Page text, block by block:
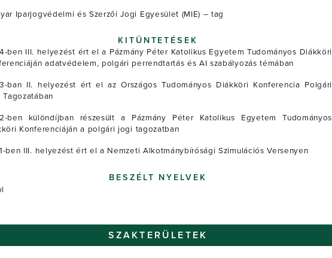
Iparjogvédelmi és Szerzői Jogi Egyesület (MIE) – tag
KITÜNTETÉSEK
ben III. helyezést ért el a Pázmány Péter Katolikus Egyetem Tudományos Diákköri
adatvédelem, polgári perrendtartás és AI szabályozás témában
ban II. helyezést ért el az Országos Tudományos Diákköri Konferencia Polgári
Tagozatában
ben különdíjban részesült a Pázmány Péter Katolikus Egyetem Tudományos
Konferenciáján a polgári jogi tagozatban
ben III. helyezést ért el a Nemzeti Alkotmánybírósági Szimulációs Versenyen
BESZÉLT NYELVEK
SZAKTERÜLETEK